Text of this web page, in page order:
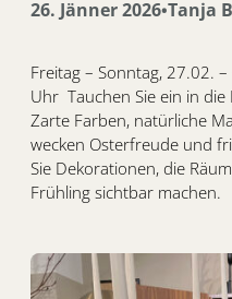
26. Jänner 2026•Tanja
Freitag – Sonntag, 27.02.
Uhr Tauchen Sie ein in die
Zarte Farben, natürliche
wecken Osterfreude und
Sie Dekorationen, die
Frühling sichtbar machen.